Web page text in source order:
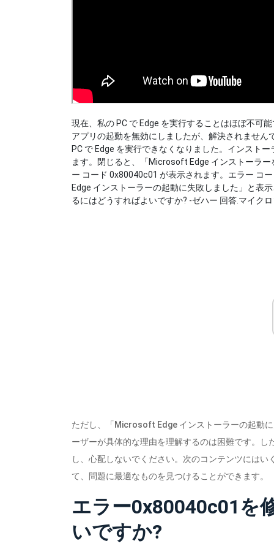
現在、私の PC で Edge を実行することはほぼ不可
アプリの起動を無効にしましたが、解決されませ
PC で Edge を実行できなくなりました。インスト
ます。閉じると、「Microsoft Edge インストーラ
ー コード 0x80040c01 が表示されます。エラー コ
Edge インストーラーの起動に失敗しました」と表
るにはどうすればよいですか? -ゼハー 回答.マイク
ただし、「Microsoft Edge インストーラーの起動
ーザーが具体的な理由を理解するのは困難です。
し、心配しないでください。次のコンテンツには
て、問題に最適なものを見つけることができます。
エラー0x80040c01を
いですか?